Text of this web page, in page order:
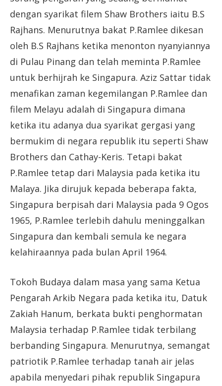
dengan syarikat filem Shaw Brothers iaitu B.S
Rajhans. Menurutnya bakat P.Ramlee dikesan
oleh B.S Rajhans ketika menonton nyanyiannya
di Pulau Pinang dan telah meminta P.Ramlee
untuk berhijrah ke Singapura. Aziz Sattar tidak
menafikan zaman kegemilangan P.Ramlee dan
filem Melayu adalah di Singapura dimana
ketika itu adanya dua syarikat gergasi yang
bermukim di negara republik itu seperti Shaw
Brothers dan Cathay-Keris. Tetapi bakat
P.Ramlee tetap dari Malaysia pada ketika itu
Malaya. Jika dirujuk kepada beberapa fakta,
Singapura berpisah dari Malaysia pada 9 Ogos
1965, P.Ramlee terlebih dahulu meninggalkan
Singapura dan kembali semula ke negara
kelahiraannya pada bulan April 1964.
Tokoh Budaya dalam masa yang sama Ketua
Pengarah Arkib Negara pada ketika itu, Datuk
Zakiah Hanum, berkata bukti penghormatan
Malaysia terhadap P.Ramlee tidak terbilang
berbanding Singapura. Menurutnya, semangat
patriotik P.Ramlee terhadap tanah air jelas
apabila menyedari pihak republik Singapura